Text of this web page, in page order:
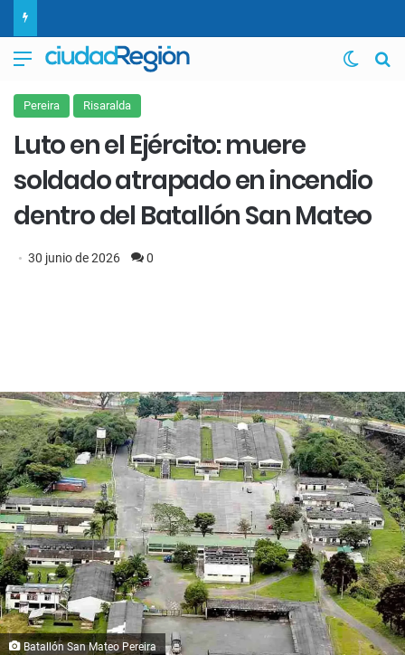
Menú
Pereira Risaralda
Luto en el Ejército: muere
soldado atrapado en incendio
dentro del Batallón San Mateo
30 junio de 2026 0
Batallón San Mateo Pereira